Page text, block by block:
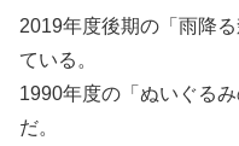
2019年度後期の「雨降
ている。
1990年度の「ぬいぐる
だ。